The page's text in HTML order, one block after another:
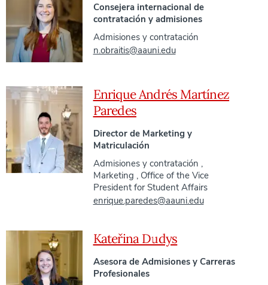
Consejera internacional de
contratación y admisiones
Admisiones y contratación
n.obraitis@aauni.edu
Enrique Andrés Martínez
Paredes
Director de Marketing y
Matriculación
Admisiones y contratación ,
Marketing , Office of the Vice
President for Student Affairs
enrique.paredes@aauni.edu
Kateřina Dudys
Asesora de Admisiones y Carreras
Profesionales